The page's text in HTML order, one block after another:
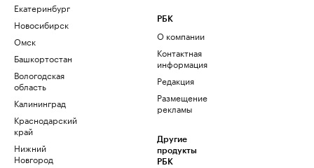
Екатеринбург
Новосибирск
Омск
Башкортостан
Вологодская
область
Калининград
Краснодарский
край
Нижний
Новгород
РБК
О компании
Контактная
информация
Редакция
Размещение
рекламы
Другие
продукты
РБК